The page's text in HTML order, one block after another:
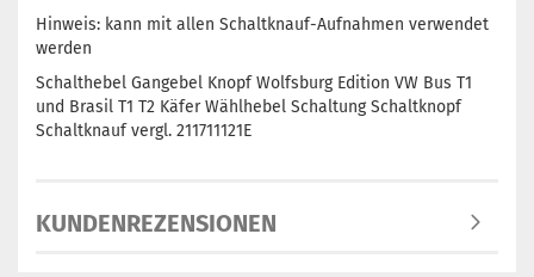
Hinweis: kann mit allen Schaltknauf-Aufnahmen verwendet
werden
Schalthebel Gangebel Knopf Wolfsburg Edition VW Bus T1
und Brasil T1 T2 Käfer Wählhebel Schaltung Schaltknopf
Schaltknauf vergl. 211711121E
KUNDENREZENSIONEN